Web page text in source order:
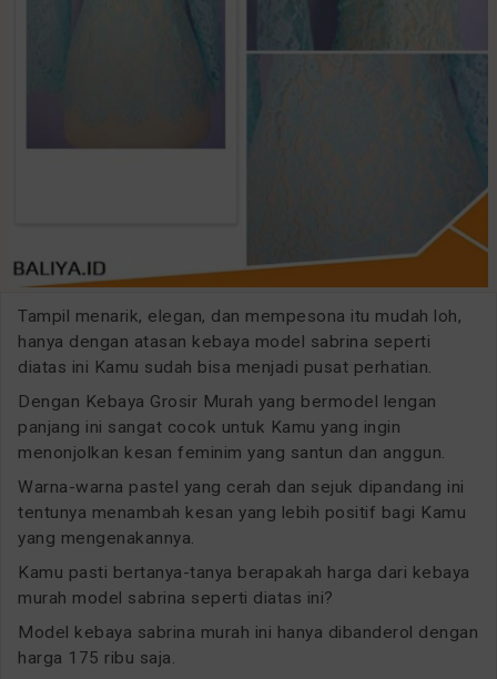
Tampil menarik, elegan, dan mempesona itu mudah loh,
hanya dengan atasan kebaya model sabrina seperti
diatas ini Kamu sudah bisa menjadi pusat perhatian.
Dengan Kebaya Grosir Murah yang bermodel lengan
panjang ini sangat cocok untuk Kamu yang ingin
menonjolkan kesan feminim yang santun dan anggun.
Warna-warna pastel yang cerah dan sejuk dipandang ini
tentunya menambah kesan yang lebih positif bagi Kamu
yang mengenakannya.
Kamu pasti bertanya-tanya berapakah harga dari kebaya
murah model sabrina seperti diatas ini?
Model kebaya sabrina murah ini hanya dibanderol dengan
harga 175 ribu saja.